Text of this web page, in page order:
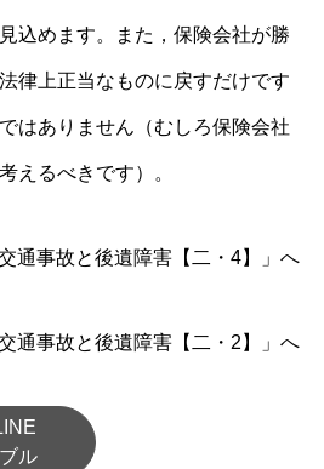
込めます。また，保険会社が勝
律上正当なものに戻すだけです
はありません（むしろ保険会社
えるべきです）。
通事故と後遺障害【二・4】」へ
通事故と後遺障害【二・2】」へ
ル